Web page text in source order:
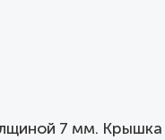
7 мм. Крышка